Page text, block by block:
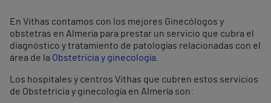
En Vithas contamos con los mejores Ginecólogos y
obstetras en Almería para prestar un servicio que cubra el
diagnóstico y tratamiento de patologías relacionadas con el
área de la Obstetricia y ginecología
Los hospitales y centros Vithas que cubren estos servicios
de Obstetricia y ginecología en Almería son: